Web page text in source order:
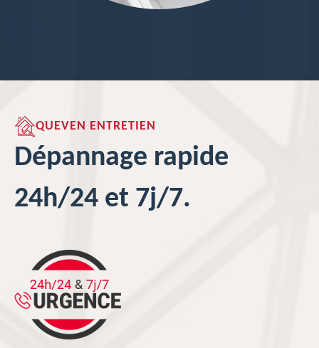
QUEVEN ENTRETIEN
Dépannage rapide
24h/24 et 7j/7.